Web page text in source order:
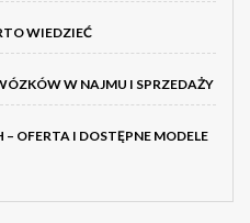
WIEDZIEĆ
W NAJMU I SPRZEDAŻY
OFERTA I DOSTĘPNE MODELE